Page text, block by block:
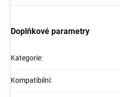
Doplňkové parametry
Kategorie:
Kompatibilní: